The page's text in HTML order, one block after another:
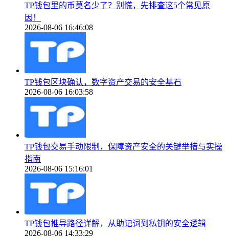
TP钱包里的币莫名少了？别慌，先排查这5个常见原
因！
2026-08-06 16:46:08
TP钱包区块确认，数字资产交易的安全基石
2026-08-06 16:03:58
TP钱包交易手动限制，保障资产安全的关键举措与实操
指南
2026-08-06 15:16:01
TP钱包推导路径详解，从助记词到私钥的安全逻辑
2026-08-06 14:33:29